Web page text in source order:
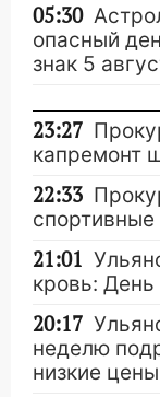
05:30
опасный
знак 5
23:27
капремонт
22:33
21:01
кровь: День
20:17
неделю
низкие